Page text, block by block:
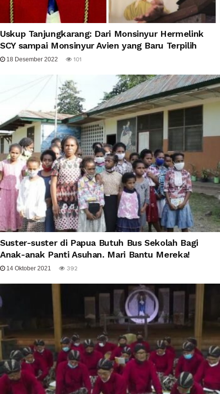
Uskup Tanjungkarang: Dari Monsinyur Hermelink
SCY sampai Monsinyur Avien yang Baru Terpilih
18 Desember 2022 101
Suster-suster di Papua Butuh Bus Sekolah Bagi
Anak-anak Panti Asuhan. Mari Bantu Mereka!
14 Oktober 2021 392